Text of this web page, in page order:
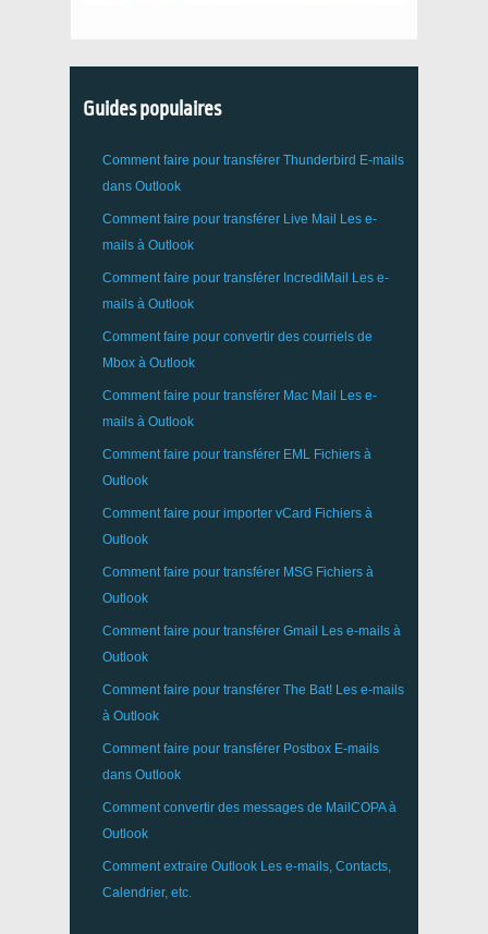
Guides populaires
Comment faire pour transférer Thunderbird E-mails
dans Outlook
Comment faire pour transférer Live Mail Les e-
mails à Outlook
Comment faire pour transférer IncrediMail Les e-
mails à Outlook
Comment faire pour convertir des courriels de
Mbox à Outlook
Comment faire pour transférer Mac Mail Les e-
mails à Outlook
Comment faire pour transférer EML
Fichiers à
Outlook
Comment faire pour importer vCard Fichiers à
Outlook
Comment faire pour transférer MSG Fichiers à
Outlook
Comment faire pour transférer Gmail Les e-mails à
Outlook
Comment faire pour transférer The Bat! Les e-mails
à Outlook
Comment faire pour transférer Postbox E-mails
dans Outlook
Comment convertir des messages de MailCOPAà
Outlook
Comment extraire Outlook Les e-mails, Contacts,
Calendrier, etc.